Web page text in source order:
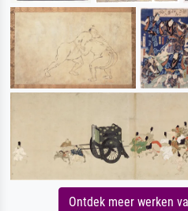
Ontdek meer werken